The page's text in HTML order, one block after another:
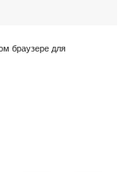
браузере для